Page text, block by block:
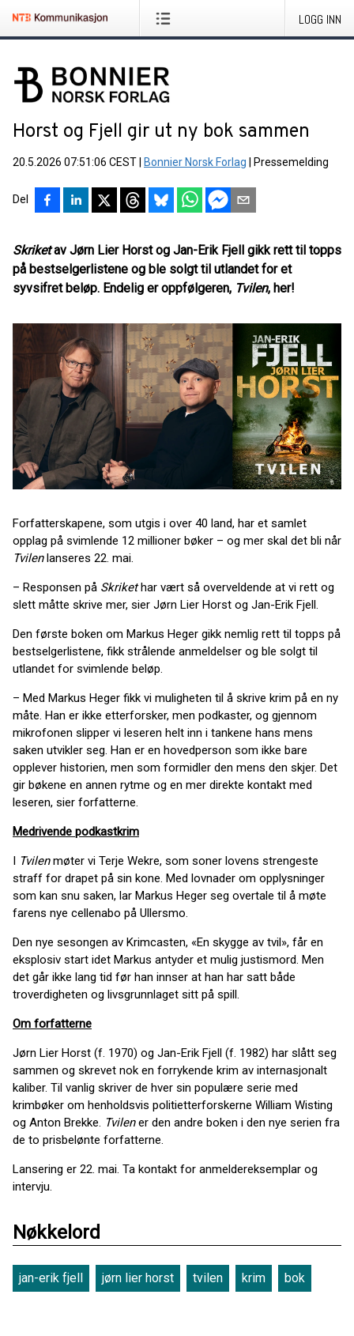
LOGG INN
Horst og Fjell gir ut ny bok sammen
20.5.2026 07:51:06 CEST Bonnier Norsk Forlag Pressemelding
Del
Skriketav Jørn Lier Horst og Jan-Erik Fjell gikk rett til topps
på bestselgerlistene og ble solgt til utlandet for et
syvsifret beløp. Endelig er oppfølgeren, Tvilen, her!
Forfatterskapene, som utgis i over 40 land, har et samlet
opplag på svimlende 12 millioner bøker – og mer skal det bli når
Tvilenlanseres 22. mai.
– Responsen på Skrikethar vært så overveldende at vi rett og
slett måtte skrive mer, sier Jørn Lier Horst og Jan-Erik Fjell.
Den første boken om Markus Heger gikk nemlig rett til topps på
bestselgerlistene, fikk strålende anmeldelser og ble solgt til
utlandet for svimlende beløp.
– Med Markus Heger fikk vi muligheten til å skrive krim på en ny
måte. Han er ikke etterforsker, men podkaster, og gjennom
mikrofonen slipper vi leseren helt inn i tankene hans mens
saken utvikler seg. Han er en hovedperson som ikke bare
opplever historien, men som formidler den mens den skjer. Det
gir bøkene en annen rytme og en mer direkte kontakt med
leseren, sier forfatterne.
Medrivende podkastkrim
I Tvilenmøter vi Terje Wekre, som soner lovens strengeste
straff for drapet på sin kone. Med lovnader om opplysninger
som kan snu saken, lar Markus Heger seg overtale til å møte
farens nye cellenabo på Ullersmo.
Den nye sesongen av Krimcasten, «En skygge av tvil», får en
eksplosiv start idet Markus antyder et mulig justismord. Men
det går ikke lang tid før han innser at han har satt både
troverdigheten og livsgrunnlaget sitt på spill.
Om forfatterne
Jørn Lier Horst (f. 1970) og Jan-Erik Fjell (f. 1982) har slått seg
sammen og skrevet nok en forrykende krim av internasjonalt
kaliber. Til vanlig skriver de hver sin populære serie med
krimbøker om henholdsvis politietterforskerne William Wisting
og Anton Brekke. Tvilener den andre boken i den nye serien fra
de to prisbelønte forfatterne.
Lansering er 22. mai. Ta kontakt for anmeldereksemplar og
intervju.
Nøkkelord
jan-erik fjell jørn lier horst tvilen krim bok